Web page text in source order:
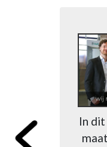
In dit